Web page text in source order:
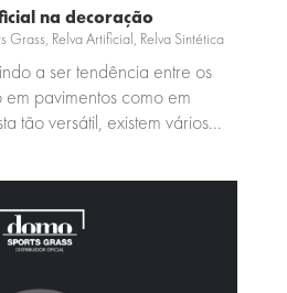
na decoração
Grass, Relva Artificial , Relva Sintética
a ser tendência entre os
pavimentos como em
tão versátil, existem vários...